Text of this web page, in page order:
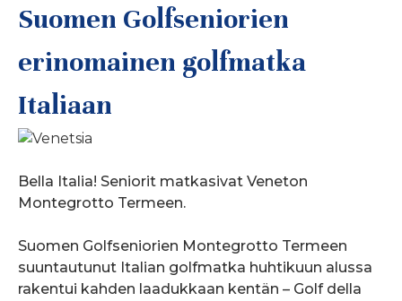
Suomen Golfseniorien
erinomainen golfmatka
Italiaan
Bella Italia! Seniorit matkasivat Veneton
Montegrotto Termeen.
Suomen Golfseniorien Montegrotto Termeen
suuntautunut Italian golfmatka huhtikuun alussa
rakentui kahden laadukkaan kentän – Golf della